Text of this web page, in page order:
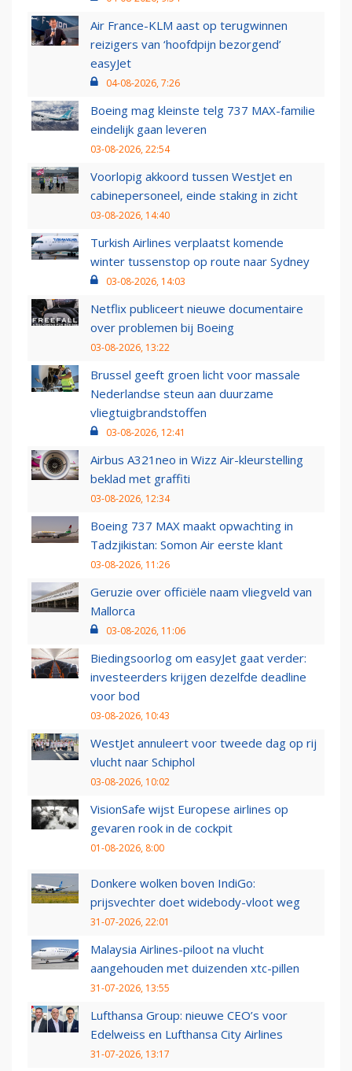
Air France-KLM aast op terugwinnen
reizigers van ‘hoofdpijn bezorgend’
easyJet
04-08-2026, 7:26
Boeing mag kleinste telg 737 MAX-familie
eindelijk gaan leveren
03-08-2026, 22:54
Voorlopig akkoord tussen WestJet en
cabinepersoneel, einde staking in zicht
03-08-2026, 14:40
Turkish Airlines verplaatst komende
winter tussenstop op route naar Sydney
03-08-2026, 14:03
Netflix publiceert nieuwe documentaire
over problemen bij Boeing
03-08-2026, 13:22
Brussel geeft groen licht voor massale
Nederlandse steun aan duurzame
vliegtuigbrandstoffen
03-08-2026, 12:41
Airbus A321neo in Wizz Air-kleurstelling
beklad met graffiti
03-08-2026, 12:34
Boeing 737 MAX maakt opwachting in
Tadzjikistan: Somon Air eerste klant
03-08-2026, 11:26
Geruzie over officiële naam vliegveld van
Mallorca
03-08-2026, 11:06
Biedingsoorlog om easyJet gaat verder:
investeerders krijgen dezelfde deadline
voor bod
03-08-2026, 10:43
WestJet annuleert voor tweede dag op rij
vlucht naar Schiphol
03-08-2026, 10:02
VisionSafe wijst Europese airlines op
gevaren rook in de cockpit
01-08-2026, 8:00
Donkere wolken boven IndiGo:
prijsvechter doet widebody-vloot weg
31-07-2026, 22:01
Malaysia Airlines-piloot na vlucht
aangehouden met duizenden xtc-pillen
31-07-2026, 13:55
Lufthansa Group: nieuwe CEO’s voor
Edelweiss en Lufthansa City Airlines
31-07-2026, 13:17